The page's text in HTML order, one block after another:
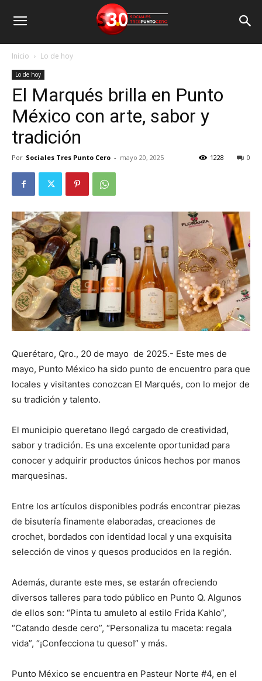
Inicio Lo de hoy
Lo de hoy
El Marqués brilla en Punto
México con arte, sabor y
tradición
Por Sociales Tres Punto Cero - mayo 20, 2025 0
1228
Querétaro, Qro., 20 de mayo de 2025.- Este mes de
mayo, Punto México ha sido punto de encuentro para que
locales y visitantes conozcan El Marqués, con lo mejor de
su tradición y talento.
El municipio queretano llegó cargado de creatividad,
sabor y tradición. Es una excelente oportunidad para
conocer y adquirir productos únicos hechos por manos
marquesinas.
Entre los artículos disponibles podrás encontrar piezas
de bisutería finamente elaboradas, creaciones de
crochet, bordados con identidad local y una exquisita
selección de vinos y quesos producidos en la región.
Además, durante este mes, se estarán ofreciendo
diversos talleres para todo público en Punto Q. Algunos
de ellos son: “Pinta tu amuleto al estilo Frida Kahlo”,
“Catando desde cero”, “Personaliza tu maceta: regala
vida”, “¡Confecciona tu queso!” y más.
Punto México se encuentra en Pasteur Norte #4, en el